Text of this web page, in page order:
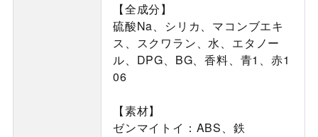
【全成分】
硫酸Na、シリカ、マコンブエキ
ス、スクワラン、水、エタノー
ル、DPG、BG、香料、青1、赤1
06
【素材】
ゼンマイトイ：ABS、鉄